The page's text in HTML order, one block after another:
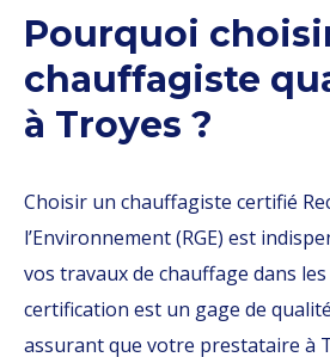
Pourquoi
chauffagiste
à Troyes ?
Choisir un chauffagiste certifié
l’Environnement (RGE) est
vos travaux de chauffage dans les
certification est un gage de
assurant que votre prestataire à